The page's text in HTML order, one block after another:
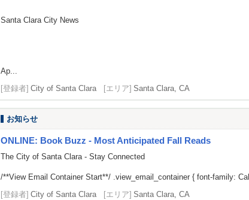
Santa Clara City News
Ap...
[登録者] City of Santa Clara [エリア] Santa Clara, CA
お知らせ
ONLINE: Book Buzz - Most Anticipated Fall Reads
The City of Santa Clara - Stay Connected
/**View Email Container Start**/ .view_email_container { font-family:
[登録者] City of Santa Clara [エリア] Santa Clara, CA